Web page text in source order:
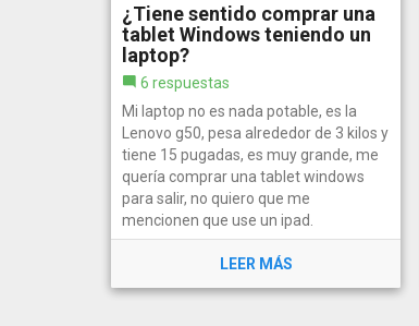
LEER MÁS
¿Tiene sentido comprar una
tablet Windows teniendo un
laptop?
6 respuestas
Mi laptop no es nada potable, es la
Lenovo g50, pesa alrededor de 3 kilos y
tiene 15 pugadas, es muy grande, me
quería comprar una tablet windows
para salir, no quiero que me
mencionen que use un ipad.